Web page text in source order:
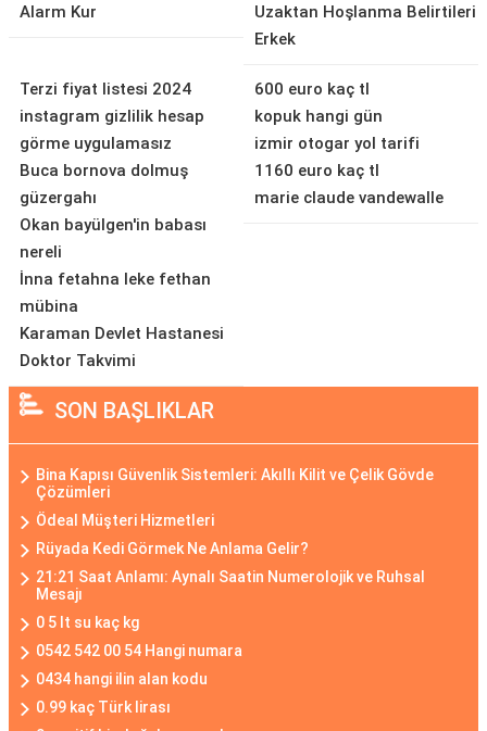
Alarm Kur
Uzaktan Hoşlanma Belirtileri
Erkek
Terzi fiyat listesi 2024
instagram gizlilik hesap
görme uygulamasız
Buca bornova dolmuş
güzergahı
Okan bayülgen'in babası
nereli
İnna fetahna leke fethan
mübina
Karaman Devlet Hastanesi
Doktor Takvimi
600 euro kaç tl
kopuk hangi gün
izmir otogar yol tarifi
1160 euro kaç tl
marie claude vandewalle
SON BAŞLIKLAR
Bina Kapısı Güvenlik Sistemleri: Akıllı Kilit ve Çelik Gövde
Çözümleri
Ödeal Müşteri Hizmetleri
Rüyada Kedi Görmek Ne Anlama Gelir?
21:21 Saat Anlamı: Aynalı Saatin Numerolojik ve Ruhsal
Mesajı
0 5 lt su kaç kg
0542 542 00 54 Hangi numara
0434 hangi ilin alan kodu
0.99 kaç Türk lirası